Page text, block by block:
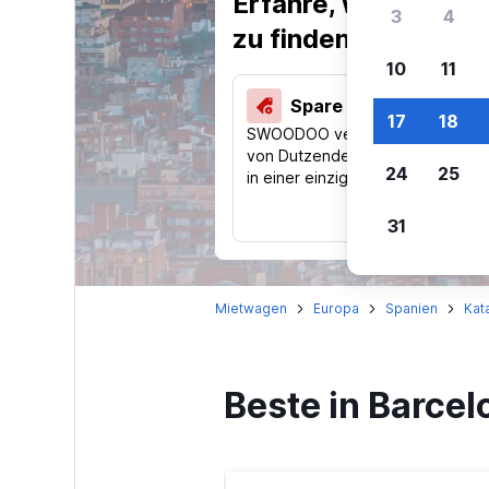
zu finden.
Spare 40 % und mehr
SWOODOO vergleicht Preise
von Dutzenden Reise-Websites
in einer einzigen Suche.
Mietwagen Europa Spanien
Beste in
3 4
10 11
17 18
24 25
31